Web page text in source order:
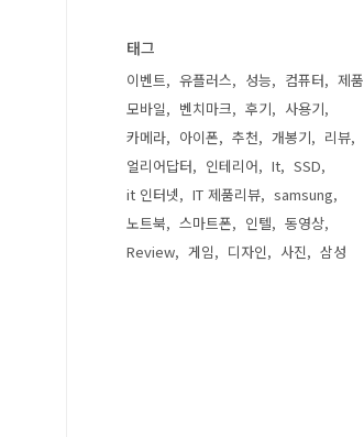
태그
이벤트 유플러스 성능 컴퓨터
제품
모바일
벤치마크 후기
사용기
카메라
아이폰 추천 개봉기
리뷰
얼리어답터
인테리어 It
SSD
it 인터넷
IT 제품리뷰
samsung
노트북
스마트폰 인텔
동영상
Review
게임 디자인 사진 삼성